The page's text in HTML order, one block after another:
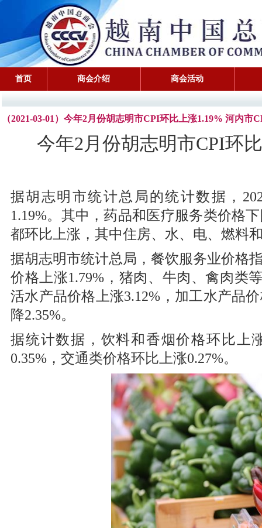
首页 商会介绍 商会活动
（2021-03-01）今年2月份胡志明市CPI环比上涨1.19% 河内市
今年2月份胡志明市CPI环
据胡志明市统计总局的统计数据，
1.19%。其中，药品和医疗服务类价格
都环比上涨，其中住房、水、电、燃料
据胡志明市统计总局，餐饮服务业价格
价格上涨1.79%，猪肉、牛肉、禽肉类
活水产品价格上涨3.12%，加工水产品
降2.35%。
据统计数据，饮料和香烟价格环比上
0.35%，交通类价格环比上涨0.27%。